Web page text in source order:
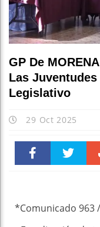
GP De
Las
Legislativo
29 Oct 2025
*Comunicado 963